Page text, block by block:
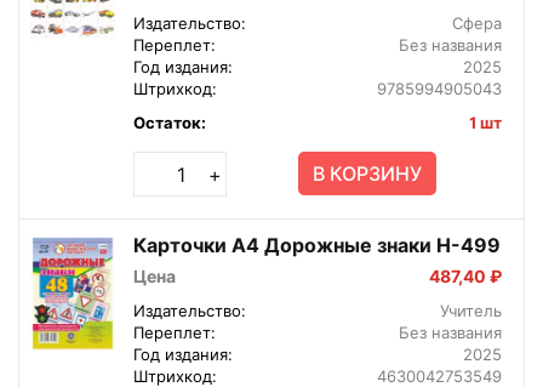
Издательство:
Сфера
Переплет:
Без названия
Год издания:
2025
Штрихкод:
9785994905043
Остаток:
1 шт
+ В КОРЗИНУ
Карточки А4 Дорожные знаки Н-499
Цена 487,40 ₽
Издательство:
Учитель
Переплет:
Без названия
Год издания:
2025
Штрихкод:
4630042753549